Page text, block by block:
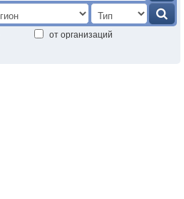
от организаций